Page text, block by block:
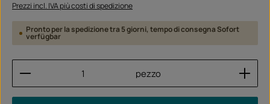
Prezzi incl. IVA più costi di spedizione
Pronto per la spedizione tra 5 giorni, tempo di consegna Sofort
verfügbar
Quantità del prodotto: inserisci la quantità
pezzo